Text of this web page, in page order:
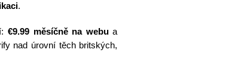
.
€9.99 měsíčně na webua
nad úrovní těch britských,